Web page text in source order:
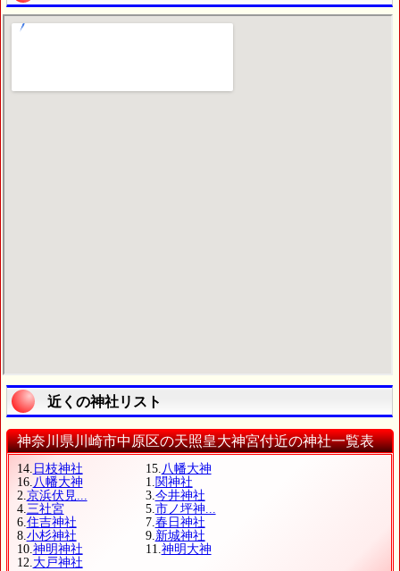
近くの神社リスト
神奈川県川崎市中原区の天照皇大神宮付近の神社一覧表
14. 日枝神社 15.八幡大神
16.八幡大神 1.関神社
2.京浜伏見... 3.今井神社
4.三社宮 5.市ノ坪神...
6.住吉神社 7.春日神社
8.小杉神社 9.新城神社
10.神明神社 11.神明大神
12.大戸神社